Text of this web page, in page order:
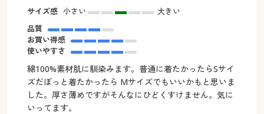
サイズ感 小さい
大きい
品質
お買い得感
使いやすさ
綿100%素材肌に馴染みます。普通に着たかったらSサイ
ズだぼっと着たかったら Mサイズでもいいかもと思いま
した。厚さ薄めですがそんなにひどくすけません。気に
いってます。